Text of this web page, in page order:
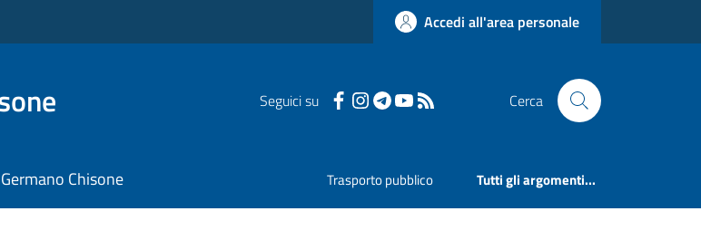
Accedi all'area personale
Seguici su Cerca
Chisone Trasporto pubblico Tutti gli argomenti...